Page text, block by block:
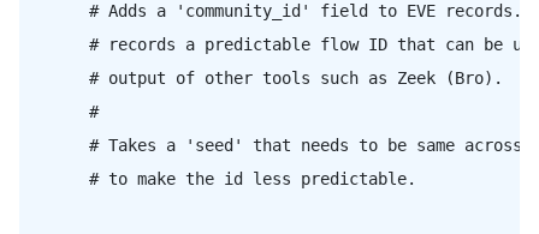
# Adds a 'community_id' field to EVE records.
# records a predictable flow ID that can be
      # output of other tools such as Zeek (Bro).
      #
# Takes a 'seed' that needs to be same across
      # to make the id less predictable.